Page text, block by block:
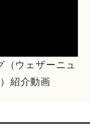
ウェザーニュ
紹介動画